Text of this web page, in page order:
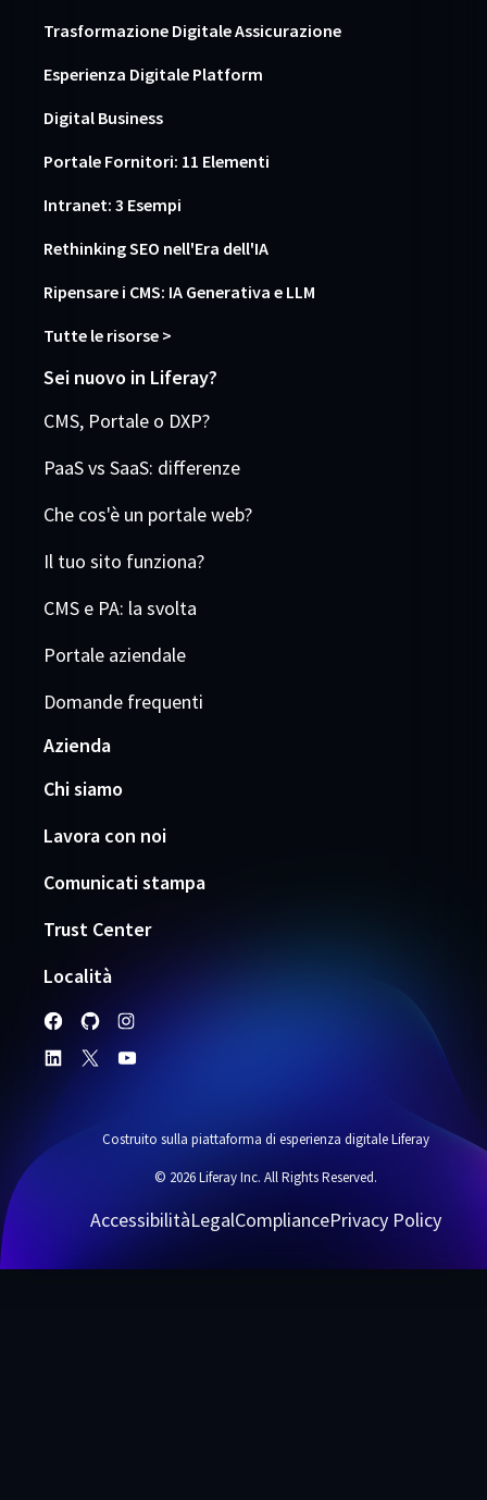
Trasformazione Digitale Assicurazione
Esperienza Digitale Platform
Digital Business
Portale Fornitori: 11 Elementi
Intranet: 3 Esempi
Rethinking SEO nell'Era dell'IA
Ripensare i CMS: IA Generativa e LLM
Tutte le risorse >
Sei nuovo in Liferay?
CMS, Portale o DXP?
PaaS vs SaaS: differenze
Che cos'è un portale web?
Il tuo sito funziona?
CMS e PA: la svolta
Portale aziendale
Domande frequenti
Azienda
Chi siamo
Lavora con noi
Comunicati stampa
Trust Center
Località
Costruito sulla piattaforma di esperienza digitale Liferay
© 2026 Liferay Inc. All Rights Reserved.
AccessibilitàLegalCompliancePrivacy Policy